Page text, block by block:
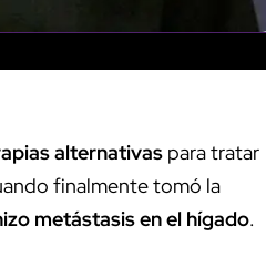
alternativas para tratar
finalmente tomó la
metástasis en el hígado.